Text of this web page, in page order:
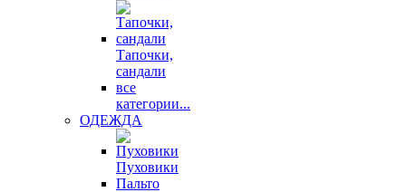
Тапочки,
сандали
все
категории...
ОДЕЖДА
Пуховики
Пальто